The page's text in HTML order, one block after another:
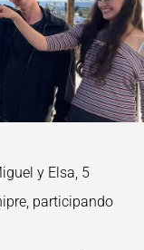
y Elsa, 5
participando